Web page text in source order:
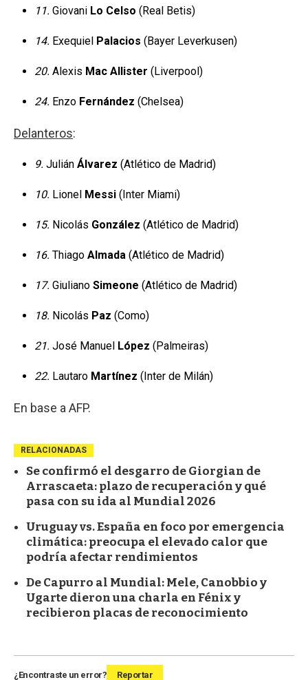
11. Giovani Lo Celso (Real Betis)
14. Exequiel Palacios (Bayer Leverkusen)
20. Alexis Mac Allister (Liverpool)
24. Enzo Fernández (Chelsea)
Delanteros:
9. Julián Álvarez (Atlético de Madrid)
10. Lionel Messi (Inter Miami)
15. Nicolás González (Atlético de Madrid)
16. Thiago Almada (Atlético de Madrid)
17. Giuliano Simeone (Atlético de Madrid)
18. Nicolás Paz (Como)
21. José Manuel López (Palmeiras)
22. Lautaro Martínez (Inter de Milán)
En base a AFP.
RELACIONADAS
Se confirmó el desgarro de Giorgian de
Arrascaeta: plazo de recuperación y qué
pasa con su ida al Mundial 2026
Uruguay vs. España en foco por emergencia
climática: preocupa el elevado calor que
podría afectar rendimientos
De Capurro al Mundial: Mele, Canobbio y
Ugarte dieron una charla en Fénix y
recibieron placas de reconocimiento
¿Encontraste un error? Reportar